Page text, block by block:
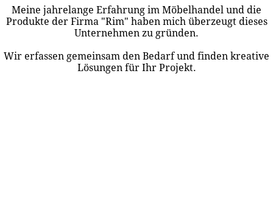
Meine jahrelange Erfahrung im Möbelhandel und die
Produkte der Firma "Rim" haben mich überzeugt dieses
Unternehmen zu gründen.
Wir erfassen gemeinsam den Bedarf und finden kreative
Lösungen für Ihr Projekt.